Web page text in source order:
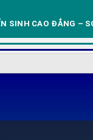
SINH CAO ĐẲNG –